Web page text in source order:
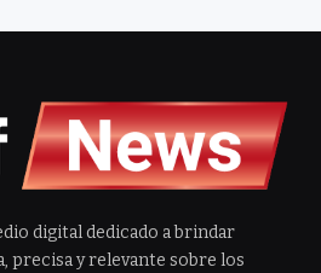
digital dedicado a brindar
precisa y relevante sobre los